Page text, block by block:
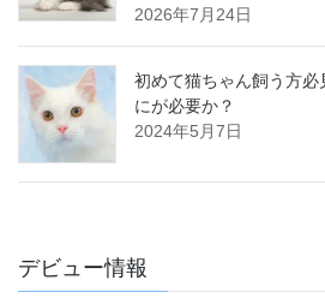
2026年7月24日
初めて猫ちゃん飼う方
にが必要か？
2024年5月7日
デビュー情報